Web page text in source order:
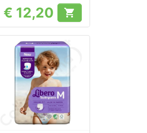
Prijs
€ 12,20 